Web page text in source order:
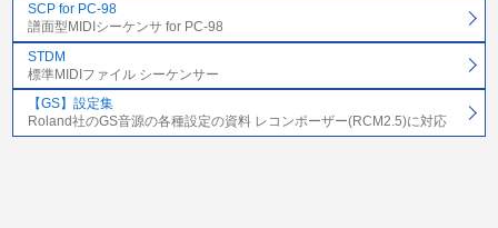
SCP for PC-98
譜面型MIDIシーケンサ for PC-98
STDM
標準MIDIファイル シーケンサー
【GS】設定集
Roland社のGS音源の各種設定の資料 レコンポーザー(RCM2.5)に対応